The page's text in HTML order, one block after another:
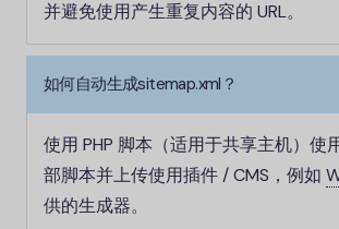
并避免使用产生重复内容的 URL。
如何自动生成sitemap.xml？
使用 PHP 脚本（适用于共享主机）使
部脚本并上传使用插件 / CMS，例如
供的生成器。